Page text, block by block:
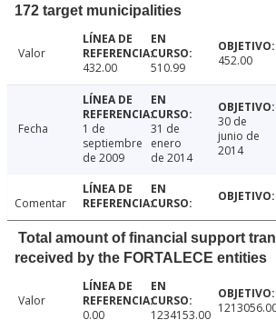
172 target municipalities
Valor
432.00
510.99 452.00
Fecha
1 de
septiembre
de 2009
31 de
enero
de 2014
30 de
junio de
2014
Comentar
Total amount of financial support
received by the FORTALECE entities
Valor
0.00
1234153.00